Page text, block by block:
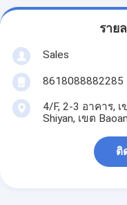
ราย
Sales
8618088882285
4/F, 2-3 อาคาร,
Shiyan, เขต
ติ